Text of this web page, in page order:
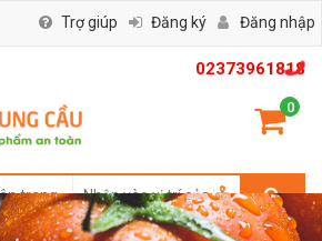
02373961818
0
Trợ giúp Đăng ký Đăng nhập